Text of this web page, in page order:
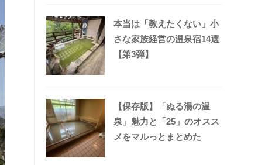
本当は「教えたくない」小
さな家族経営の温泉宿14選
【第3弾】
【保存版】「ぬる湯の温
泉」魅力と「25」のオスス
メをマルっとまとめた